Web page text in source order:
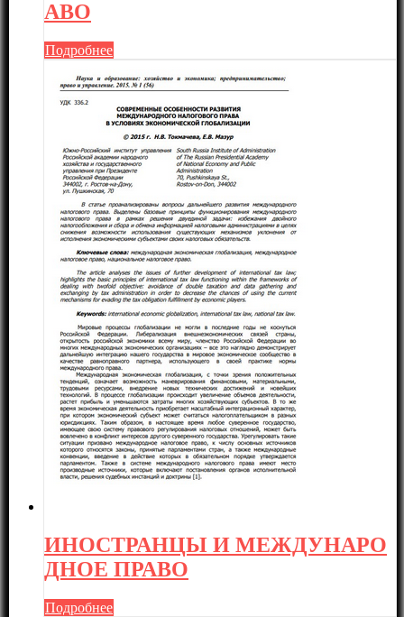
АВО
Подробнее
ИНОСТРАНЦЫ И МЕЖДУНАРО
ДНОЕ ПРАВО
Подробнее